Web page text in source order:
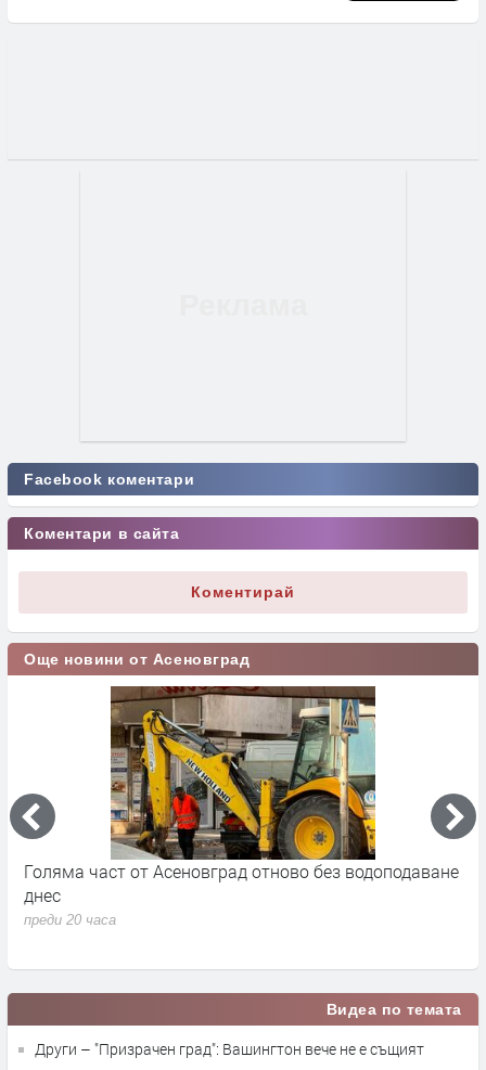
Facebook коментари
Коментари в сайта
Коментирай
Още новини от Асеновград
Голяма част от Асеновград отново без водоподаване
днес
преди 20 часа
Видеа по темата
Други – "Призрачен град": Вашингтон вече не е същият